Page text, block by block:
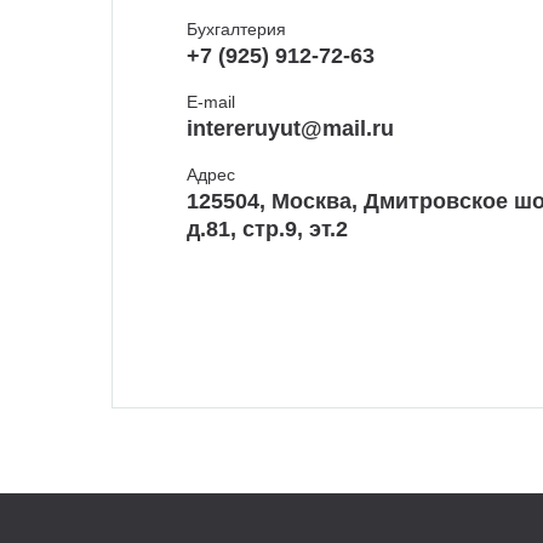
Бухгалтерия
+7 (925) 912-72-63
E-mail
intereruyut@mail.ru
Адрес
125504, Москва, Дмитровское
д.81, стр.9, эт.2